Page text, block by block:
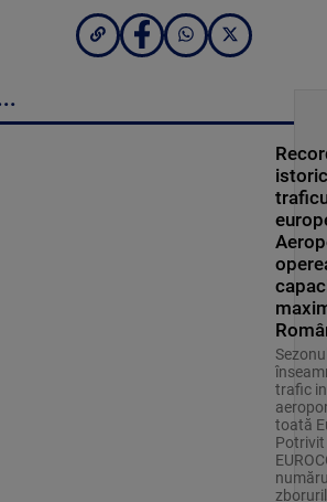
trafic
toată
Potrivit
numărul